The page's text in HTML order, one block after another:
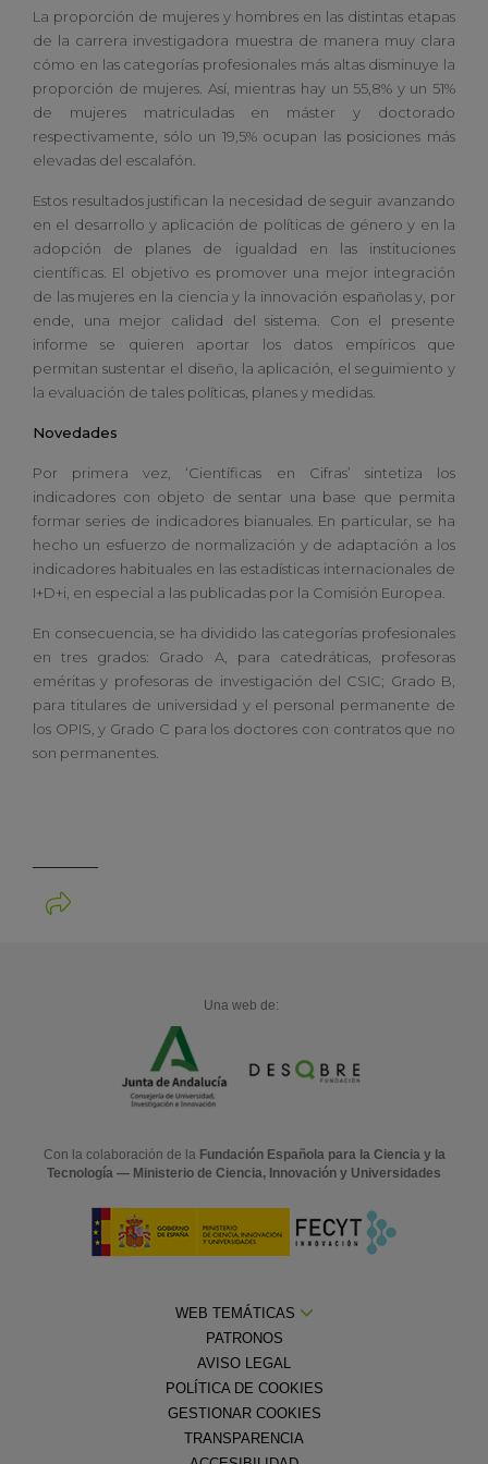
La proporción de mujeres y hombres en las distintas etapas
de la carrera investigadora muestra de manera muy clara
cómo en las categorías profesionales más altas disminuye la
proporción de mujeres. Así, mientras hay un 55,8% y un 51%
de mujeres matriculadas en máster y doctorado
respectivamente, sólo un 19,5% ocupan las posiciones más
elevadas del escalafón.
Estos resultados justifican la necesidad de seguir avanzando
en el desarrollo y aplicación de políticas de género y en la
adopción de planes de igualdad en las instituciones
científicas. El objetivo es promover una mejor integración
de las mujeres en la ciencia y la innovación españolas y, por
ende, una mejor calidad del sistema. Con el presente
informe se quieren aportar los datos empíricos que
permitan sustentar el diseño, la aplicación, el seguimiento y
la evaluación de tales políticas, planes y medidas.
Novedades
Por primera vez, ‘Científicas en Cifras’ sintetiza los
indicadores con objeto de sentar una base que permita
formar series de indicadores bianuales. En particular, se ha
hecho un esfuerzo de normalización y de adaptación a los
indicadores habituales en las estadísticas internacionales de
I+D+i, en especial a las publicadas por la Comisión Europea.
En consecuencia, se ha dividido las categorías profesionales
en tres grados: Grado A, para catedráticas, profesoras
eméritas y profesoras de investigación del CSIC; Grado B,
para titulares de universidad y el personal permanente de
los OPIS, y Grado C para los doctores con contratos que no
son permanentes.
Una web de:
Con la colaboración de la Fundación Española para la Ciencia y la
Tecnología — Ministerio de Ciencia, Innovación y Universidades
WEB TEMÁTICAS
PATRONOS
AVISO LEGAL
POLÍTICA DE COOKIES
GESTIONAR COOKIES
TRANSPARENCIA